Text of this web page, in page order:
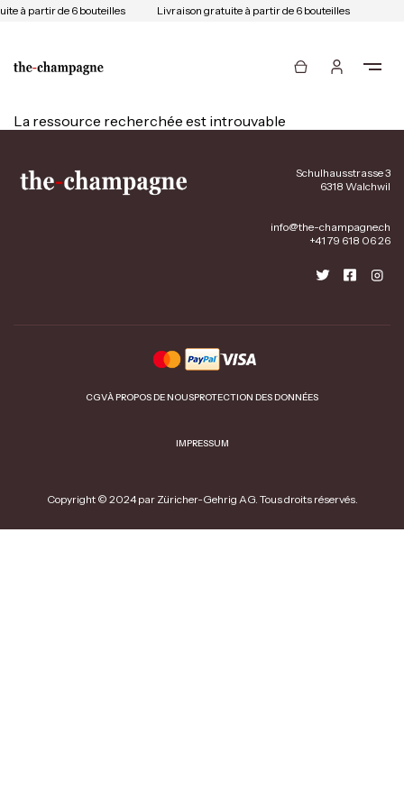
à partir de 6 bouteilles Livraison gratuite à partir de 6 bouteilles
La ressource recherchée est introuvable
Schulhausstrasse 3
6318 Walchwil
info@the-champagne.ch
+41 79 618 06 26
CGVÀ PROPOS DE NOUSPROTECTION DES DONNÉES
IMPRESSUM
Copyright © 2024 par Züricher-Gehrig AG. Tous droits réservés.